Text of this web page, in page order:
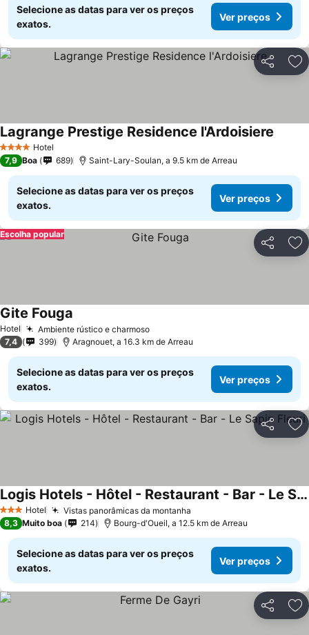
Selecione as datas para ver os preços
exatos.
Ver preços
Partilhar
4 EstrelasHotel
Lagrange Prestige Residence l'Ardoisiere
7,9 Boa 689 Saint-Lary-Soulan, a 9.5 km de Arreau
Selecione as datas para ver os preços
exatos.
Ver preços
Partilhar
Escolha popular
Hotel Ambiente rústico e charmoso
Gite Fouga
7,4 399 Aragnouet, a 16.3 km de Arreau
Selecione as datas para ver os preços
exatos.
Ver preços
Partilhar
3 EstrelasHotel Vistas panorâmicas da montanha
Logis Hotels - Hôtel - Restaurant - Bar - Le Sapin Fleuri
8,3 Muito boa 214 Bourg-d'Oueil, a 12.5 km de Arreau
Selecione as datas para ver os preços
exatos.
Ver preços
Partilhar